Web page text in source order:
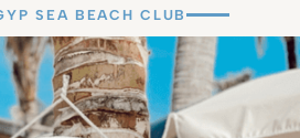
SEA BEACH CLUB